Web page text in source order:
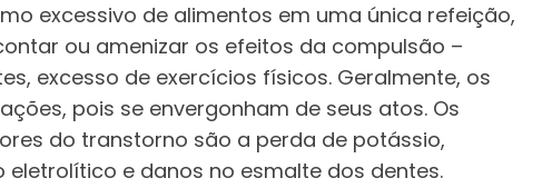
excessivo de alimentos em uma única refeição,
ou amenizar os efeitos da compulsão –
excesso de exercícios físicos. Geralmente, os
pois se envergonham de seus atos. Os
do transtorno são a perda de potássio,
e danos no esmalte dos dentes.